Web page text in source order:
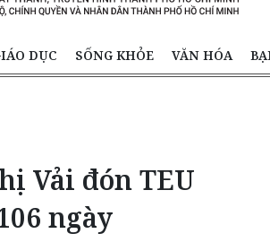
DỤC SỐNG KHỎE VĂN HÓA
Vải đón TEU
ngày